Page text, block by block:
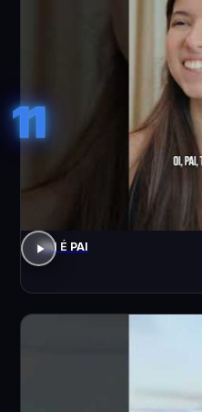
11
PAI É PAI